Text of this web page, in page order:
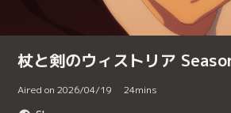
杖と剣のウィストリア
Aired on 2026/04/19 24mins